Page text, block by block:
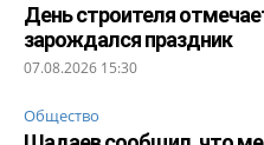
День строителя
зарождался праздник
07.08.2026 15:30
Общество